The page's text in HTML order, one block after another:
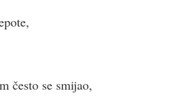
često se smijao,